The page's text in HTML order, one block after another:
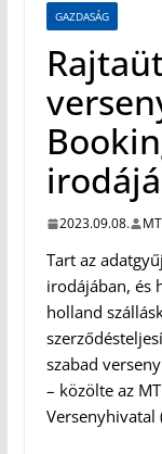
GAZDASÁG
2023.09.08.
Tart az
irodájában, és
holland
szabad
– közölte az
Versenyhivatal